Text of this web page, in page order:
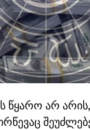
წყარო არ